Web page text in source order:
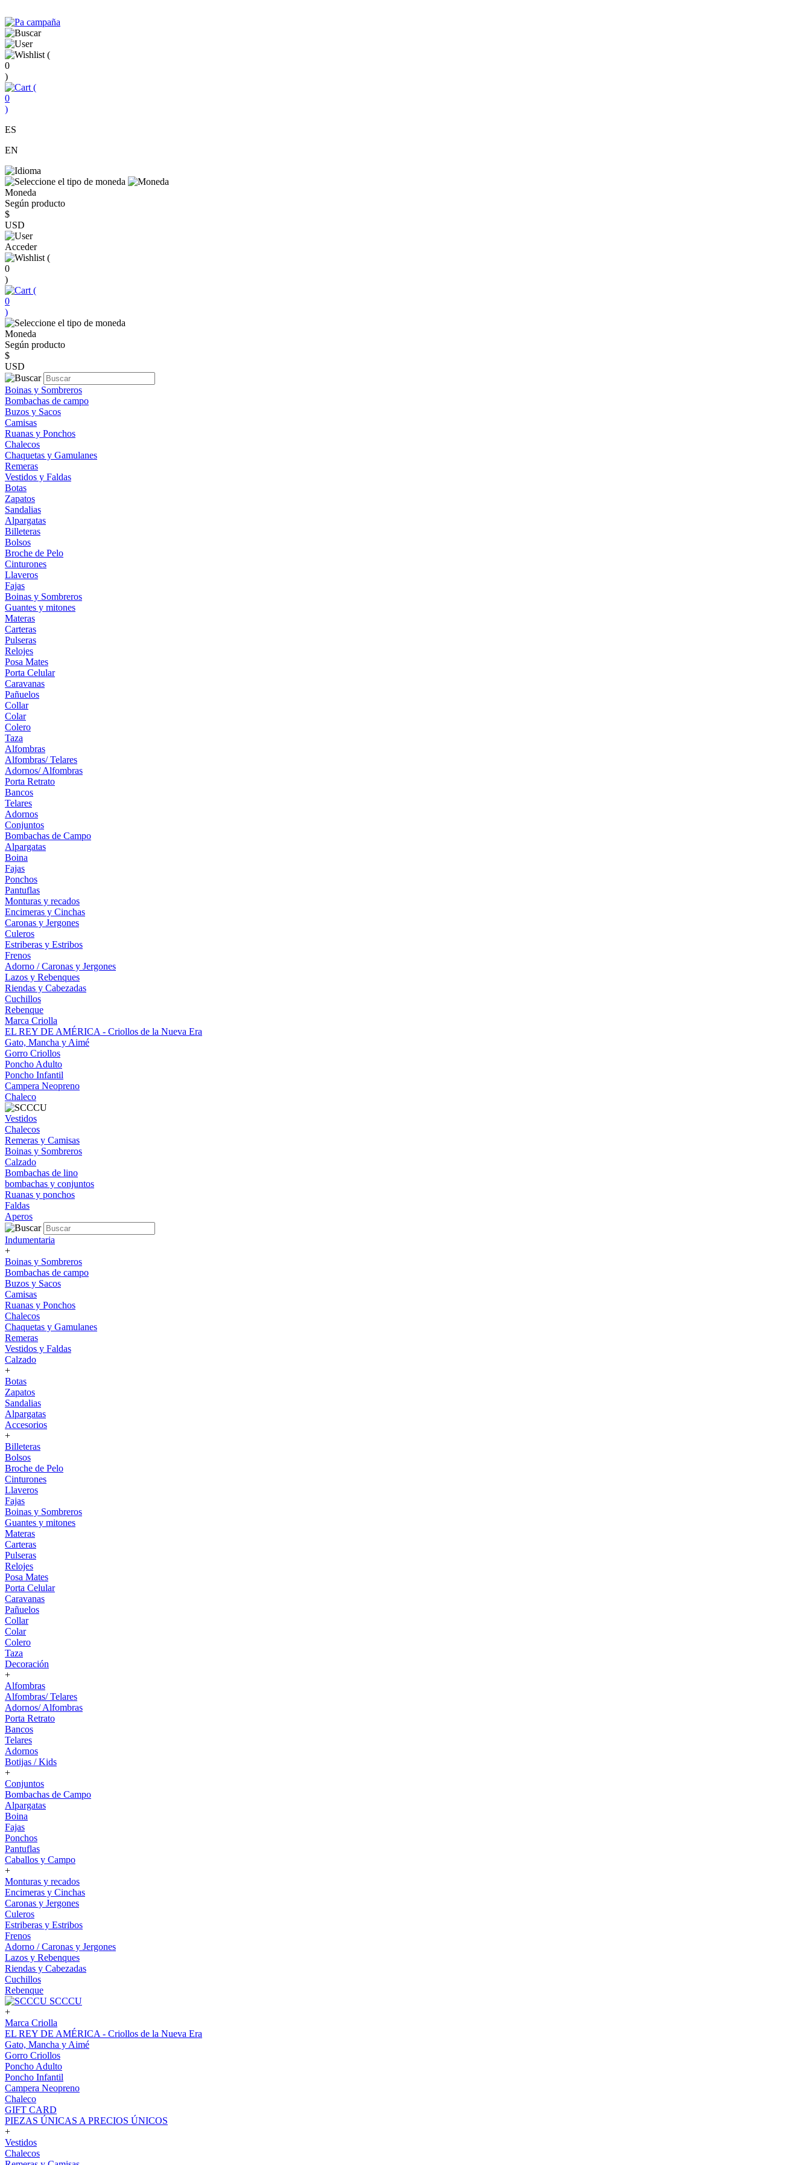
(
0
)
(
0
)
ES
EN
Moneda
Según producto
$
USD
Acceder
(
0
)
(
0
)
Moneda
Según producto
$
USD
Boinas y Sombreros
Bombachas de campo
Buzos y Sacos
Camisas
Ruanas y Ponchos
Chalecos
Chaquetas y Gamulanes
Remeras
Vestidos y Faldas
Botas
Zapatos
Sandalias
Alpargatas
Billeteras
Bolsos
Broche de Pelo
Cinturones
Llaveros
Fajas
Boinas y Sombreros
Guantes y mitones
Materas
Carteras
Pulseras
Relojes
Posa Mates
Porta Celular
Caravanas
Pañuelos
Collar
Colar
Colero
Taza
Alfombras
Alfombras/ Telares
Adornos/ Alfombras
Porta Retrato
Bancos
Telares
Adornos
Conjuntos
Bombachas de Campo
Alpargatas
Boina
Fajas
Ponchos
Pantuflas
Monturas y recados
Encimeras y Cinchas
Caronas y Jergones
Culeros
Estriberas y Estribos
Frenos
Adorno / Caronas y Jergones
Lazos y Rebenques
Riendas y Cabezadas
Cuchillos
Rebenque
Marca Criolla
EL REY DE AMÉRICA - Criollos de la Nueva Era
Gato, Mancha y Aimé
Gorro Criollos
Poncho Adulto
Poncho Infantil
Campera Neopreno
Chaleco
Vestidos
Chalecos
Remeras y Camisas
Boinas y Sombreros
Calzado
Bombachas de lino
bombachas y conjuntos
Ruanas y ponchos
Faldas
Aperos
Indumentaria
+
Boinas y Sombreros
Bombachas de campo
Buzos y Sacos
Camisas
Ruanas y Ponchos
Chalecos
Chaquetas y Gamulanes
Remeras
Vestidos y Faldas
Calzado
+
Botas
Zapatos
Sandalias
Alpargatas
Accesorios
+
Billeteras
Bolsos
Broche de Pelo
Cinturones
Llaveros
Fajas
Boinas y Sombreros
Guantes y mitones
Materas
Carteras
Pulseras
Relojes
Posa Mates
Porta Celular
Caravanas
Pañuelos
Collar
Colar
Colero
Taza
Decoración
+
Alfombras
Alfombras/ Telares
Adornos/ Alfombras
Porta Retrato
Bancos
Telares
Adornos
Botijas / Kids
+
Conjuntos
Bombachas de Campo
Alpargatas
Boina
Fajas
Ponchos
Pantuflas
Caballos y Campo
+
Monturas y recados
Encimeras y Cinchas
Caronas y Jergones
Culeros
Estriberas y Estribos
Frenos
Adorno / Caronas y Jergones
Lazos y Rebenques
Riendas y Cabezadas
Cuchillos
Rebenque
SCCCU
+
Marca Criolla
EL REY DE AMÉRICA - Criollos de la Nueva Era
Gato, Mancha y Aimé
Gorro Criollos
Poncho Adulto
Poncho Infantil
Campera Neopreno
Chaleco
GIFT CARD
PIEZAS ÚNICAS A PRECIOS ÚNICOS
+
Vestidos
Chalecos